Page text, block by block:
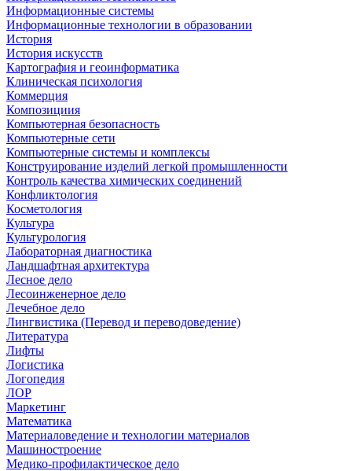
Информационные системы
Информационные технологии в образовании
История
История искусств
Картография и геоинформатика
Клиническая психология
Коммерция
Композициия
Компьютерная безопасность
Компьютерные сети
Компьютерные системы и комплексы
Конструирование изделий легкой промышленности
Контроль качества химических соединений
Конфликтология
Косметология
Культура
Культурология
Лабораторная диагностика
Ландшафтная архитектура
Лесное дело
Лесоинженерное дело
Лечебное дело
Лингвистика (Перевод и переводоведение)
Литература
Лифты
Логистика
Логопедия
ЛОР
Маркетинг
Математика
Материаловедение и технологии материалов
Машиностроение
Медико-профилактическое дело